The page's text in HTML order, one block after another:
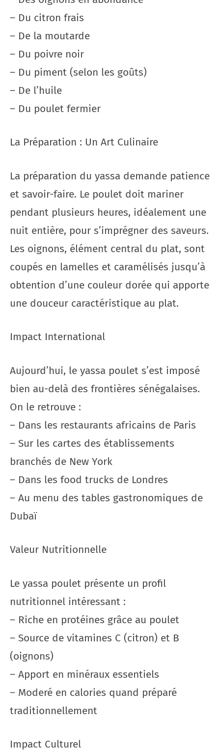
– Du citron frais
– De la moutarde
– Du poivre noir
– Du piment (selon les goûts)
– De l’huile
– Du poulet fermier
La Préparation : Un Art Culinaire
La préparation du yassa demande patience
et savoir-faire. Le poulet doit mariner
pendant plusieurs heures, idéalement une
nuit entière, pour s’imprégner des saveurs.
Les oignons, élément central du plat, sont
coupés en lamelles et caramélisés jusqu’à
obtention d’une couleur dorée qui apporte
une douceur caractéristique au plat.
Impact International
Aujourd’hui, le yassa poulet s’est imposé
bien au-delà des frontières sénégalaises.
On le retrouve :
– Dans les restaurants africains de Paris
– Sur les cartes des établissements
branchés de New York
– Dans les food trucks de Londres
– Au menu des tables gastronomiques de
Dubaï
Valeur Nutritionnelle
Le yassa poulet présente un profil
nutritionnel intéressant :
– Riche en protéines grâce au poulet
– Source de vitamines C (citron) et B
(oignons)
– Apport en minéraux essentiels
– Moderé en calories quand préparé
traditionnellement
Impact Culturel